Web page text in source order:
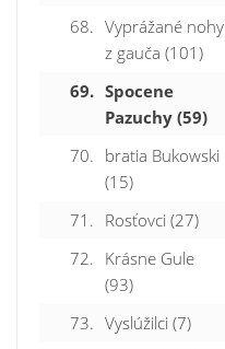
68. Vyprážané nohy
z gauča (101)
69. Spocene
Pazuchy (59)
70. bratia Bukowski
(15)
71. Rosťovci (27)
72. Krásne Gule
(93)
73. Vyslúžilci (7)